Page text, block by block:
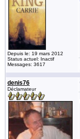
Depuis le: 19 mars 2012
Status actuel: Inactif
Messages: 3617
denis76
Déclamateur